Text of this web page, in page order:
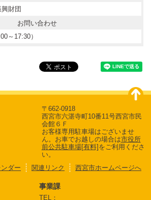
興財団
お問い合わせ
～17:30）
ダー 関連リンク 西宮市ホームページへ
〒662-0918
西宮市六湛寺町10番11号西宮市民
会館６Ｆ
お客様専用駐車場はございませ
ん。 お車でお越しの場合は市役所
前公共駐車場[有料] をご利用くださ
い。
事業課
TEL：